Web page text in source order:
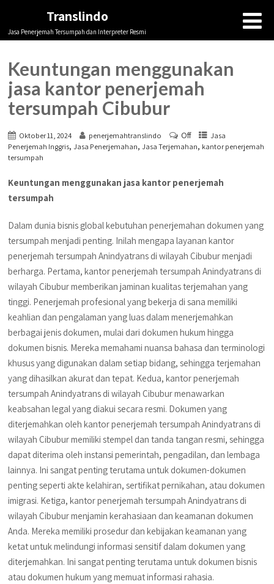
Translindo
Jasa Penerjemah Tersumpah dan Interpreter Resmi
Keuntungan menggunakan
jasa kantor penerjemah
tersumpah Cibubur
Oktober 11, 2024 penerjemahtranslindo Off
Jasa
Penerjemah Inggris, Jasa Penerjemahan, Jasa Terjemahan, kantor penerjemah
tersumpah
Keuntungan menggunakan jasa kantor penerjemah
tersumpah
Dalam dunia bisnis global kebutuhan penerjemahan dokumen yang
tersumpah menjadi penting. Inilah mengapa layanan kantor
penerjemah tersumpah Anindyatrans di wilayah Cibubur menjadi
berharga. Pertama, kantor penerjemah tersumpah Anindyatrans di
wilayah Cibubur memberikan jaminan kualitas terjemahan yang
tinggi. Penerjemah profesional yang bekerja di sana memiliki
keahlian dan pengalaman yang luas dalam menerjemahkan
berbagai jenis dokumen, mulai dari dokumen hukum hingga
dokumen bisnis. Mereka memahami nuansa bahasa dan terminologi
khusus yang digunakan dalam setiap bidang, sehingga terjemahan
yang dihasilkan akurat dan tepat. Kedua, kantor penerjemah
tersumpah Anindyatrans di wilayah Cibubur menawarkan
keabsahan legal yang diakui secara resmi. Dokumen yang
diterjemahkan oleh kantor penerjemah tersumpah Anindyatrans di
wilayah Cibubur memiliki stempel dan tanda tangan resmi, sehingga
dapat diterima oleh instansi pemerintah, pengadilan, dan lembaga
lainnya. Ini sangat penting terutama untuk dokumen-dokumen
penting seperti akte kelahiran, sertifikat pernikahan, atau dokumen
imigrasi. Ketiga, kantor penerjemah tersumpah Anindyatrans di
wilayah Cibubur menjamin kerahasiaan dan keamanan dokumen
Anda. Mereka memiliki prosedur dan kebijakan keamanan yang
ketat untuk melindungi informasi sensitif dalam dokumen yang
diterjemahkan. Ini sangat penting terutama untuk dokumen bisnis
atau dokumen hukum yang memuat informasi rahasia.